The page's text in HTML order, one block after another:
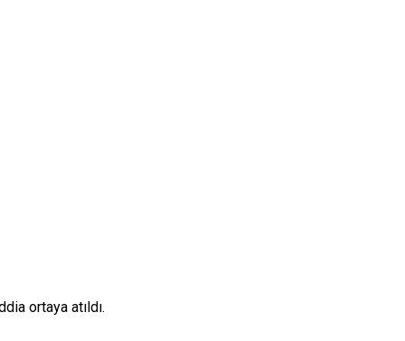
ortaya atıldı.